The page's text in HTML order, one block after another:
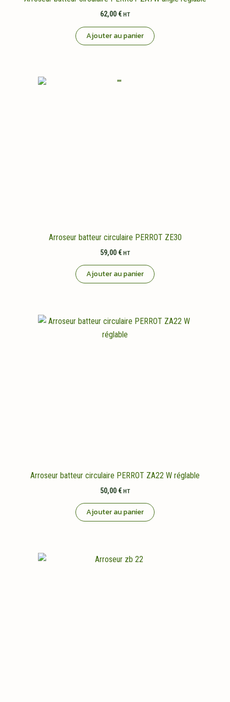
62,00 € HT
Ajouter au panier
Arroseur batteur circulaire PERROT ZE30
59,00 € HT
Ajouter au panier
Arroseur batteur circulaire PERROT ZA22 W réglable
50,00 € HT
Ajouter au panier